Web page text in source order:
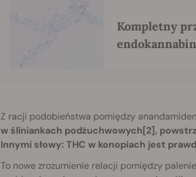
Kompletny
Z racji podobieństwa pomiędzy
w śliniankach podżuchwowych[2],
Innymi słowy: THC w konopiach jest
To nowe zrozumienie relacji pomiędzy